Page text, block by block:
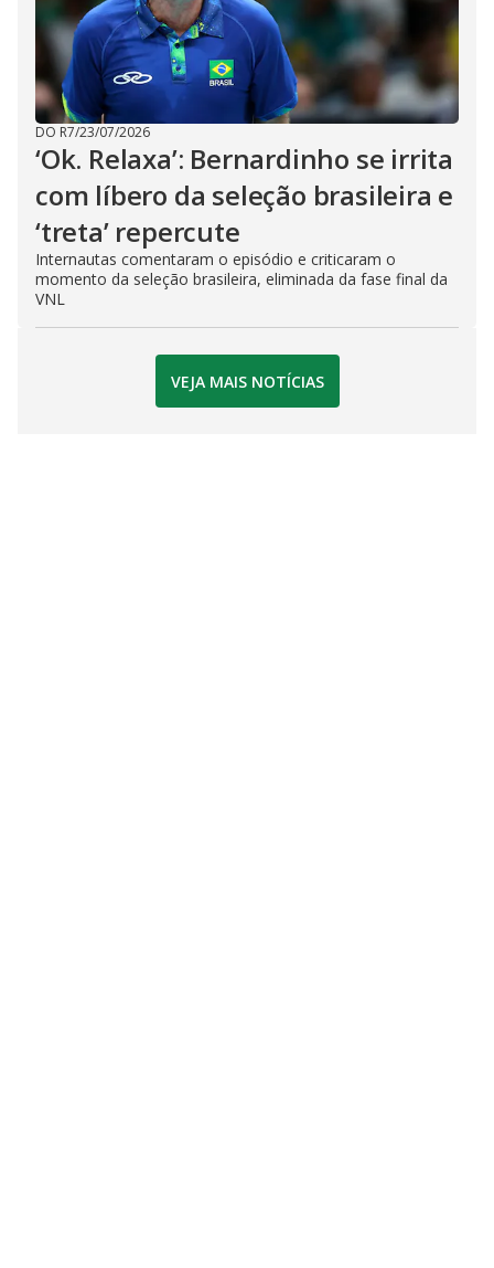
DO R7/23/07/2026
‘Ok. Relaxa’: Bernardinho se irrita
com líbero da seleção brasileira e
‘treta’ repercute
Internautas comentaram o episódio e criticaram o
momento da seleção brasileira, eliminada da fase final da
VNL
VEJA MAIS NOTÍCIAS